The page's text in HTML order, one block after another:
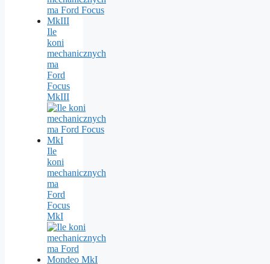
Ile
koni
mechanicznych
ma
Ford
Focus
MkIII
Ile
koni
mechanicznych
ma
Ford
Focus
MkI